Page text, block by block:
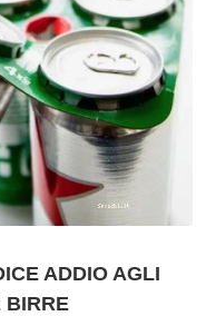
ADDIO AGLI
BIRRE